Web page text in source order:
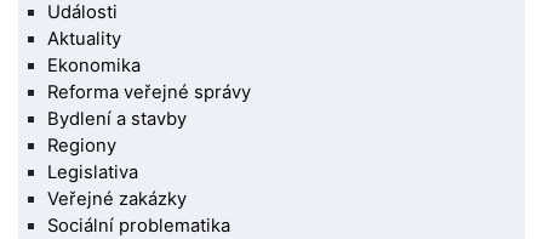
Události
Aktuality
Ekonomika
Reforma veřejné správy
Bydlení a stavby
Regiony
Legislativa
Veřejné zakázky
Sociální problematika